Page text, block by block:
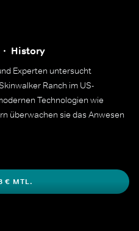
History
Experten untersucht
Ranch im US-
Technologien wie
überwachen sie das Anwesen
€ MTL.